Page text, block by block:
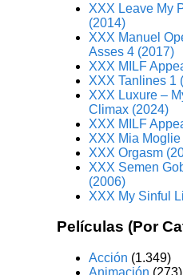
XXX Leave My
(2014)
XXX Manuel
Asses 4 (2017)
XXX MILF
XXX Tanlines 1
XXX Luxure –
Climax (2024)
XXX MILF
XXX Mia
XXX Orgasm
XXX Semen
(2006)
XXX My Sinful
Películas (Por
Acción (1.349)
Animación (273)